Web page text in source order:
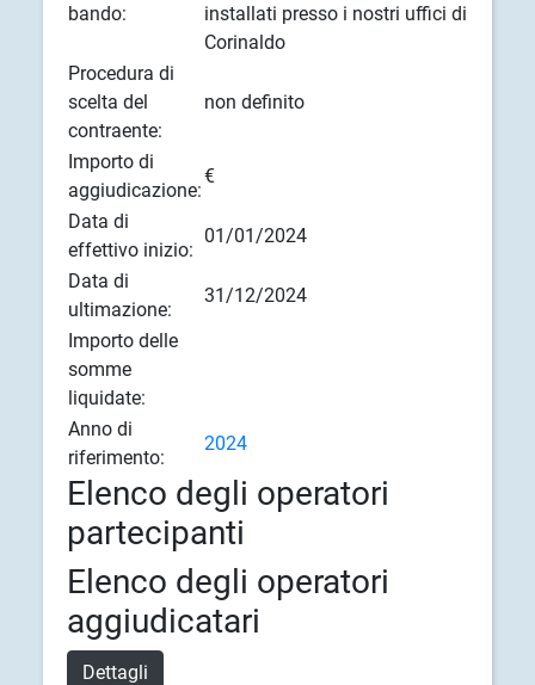
bando:
installati presso i nostri uffici di
Corinaldo
Procedura di
scelta del
contraente:
non definito
Importo di
aggiudicazione:
€
Data di
effettivo inizio:
01/01/2024
Data di
ultimazione:
31/12/2024
Importo delle
somme
liquidate:
Anno di
riferimento:
2024
Elenco degli operatori
partecipanti
Elenco degli operatori
aggiudicatari
Dettagli